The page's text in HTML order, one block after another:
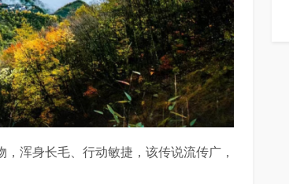
浑身长毛、行动敏捷，该传说流传广，